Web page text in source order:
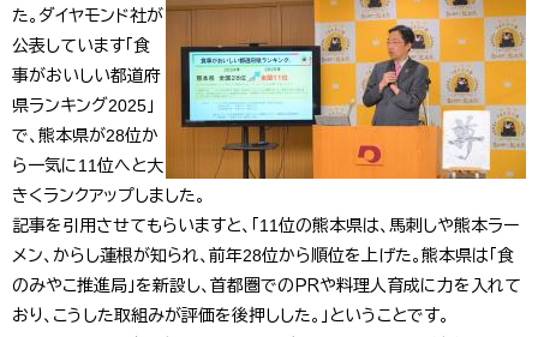
た。ダイヤモンド社が
公表しています「食
事がおいしい都道府
県ランキング2025」
で、熊本県が28位か
ら一気に11位へと大
きくランクアップしました。
記事を引用させてもらいますと、「11位の熊本県は、馬刺しや熊本ラー
メン、からし蓮根が知られ、前年28位から順位を上げた。熊本県は「食
のみやこ推進局」を新設し、首都圏でのＰＲや料理人育成に力を入れて
おり、こうした取組みが評価を後押しした。」ということです。